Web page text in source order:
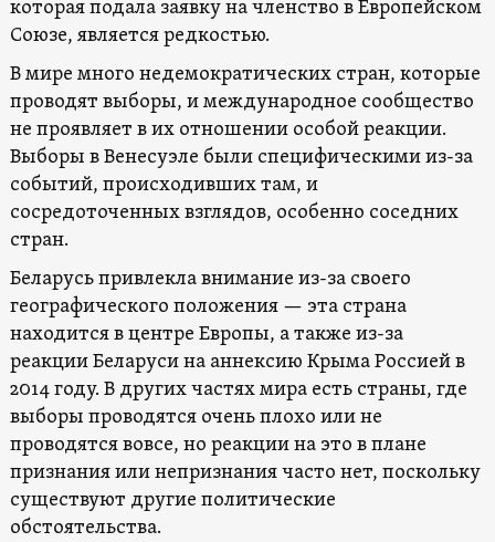
которая подала заявку на членство в Европейском
Союзе, является редкостью.
В мире много недемократических стран, которые
проводят выборы, и международное сообщество
не проявляет в их отношении особой реакции.
Выборы в Венесуэле были специфическими из-за
событий, происходивших там, и
сосредоточенных взглядов, особенно соседних
стран.
Беларусь привлекла внимание из-за своего
географического положения — эта страна
находится в центре Европы, а также из-за
реакции Беларуси на аннексию Крыма Россией в
2014 году. В других частях мира есть страны, где
выборы проводятся очень плохо или не
проводятся вовсе, но реакции на это в плане
признания или непризнания часто нет, поскольку
существуют другие политические
обстоятельства.